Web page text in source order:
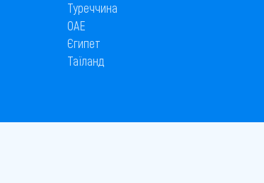
Туреччина
ОАЕ
Єгипет
Таїланд